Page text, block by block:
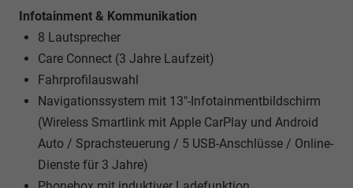
Infotainment & Kommunikation
8 Lautsprecher
Care Connect (3 Jahre Laufzeit)
Fahrprofilauswahl
Navigationssystem mit 13"-Infotainmentbildschirm
(Wireless Smartlink mit Apple CarPlay und Android
Auto / Sprachsteuerung / 5 USB-Anschlüsse / Online-
Dienste für 3 Jahre)